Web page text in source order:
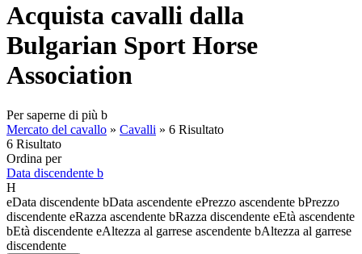
Acquista cavalli dalla
Bulgarian Sport Horse
Association
Per saperne di più b
Mercato del cavallo » Cavalli » 6 Risultato
6 Risultato
Ordina per
Data discendente b
H
eData discendente bData ascendente ePrezzo ascendente bPrezzo
discendente eRazza ascendente bRazza discendente eEtà ascendente
bEtà discendente eAltezza al garrese ascendente bAltezza al garrese
discendente